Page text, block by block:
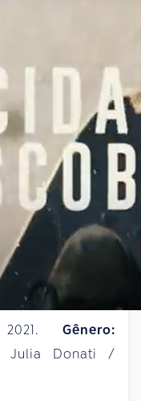
2021. Gênero:
Julia Donati /